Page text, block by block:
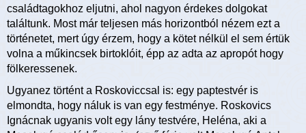
családtagokhoz eljutni, ahol nagyon érdekes dolgokat
találtunk. Most már teljesen más horizontból nézem ezt a
történetet, mert úgy érzem, hogy a kötet nélkül el sem értük
volna a műkincsek birtoklóit, épp az adta az apropót hogy
fölkeressenek.
Ugyanez történt a Roskoviccsal is: egy paptestvér is
elmondta, hogy náluk is van egy festménye. Roskovics
Ignácnak ugyanis volt egy lány testvére, Heléna, aki a